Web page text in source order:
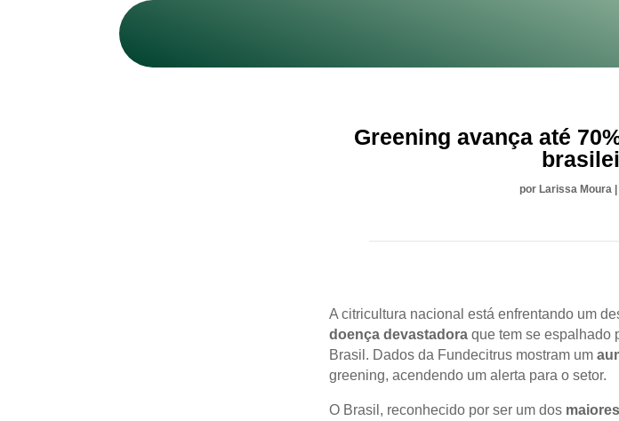
Greening avança até
por Larissa Moura |
A citricultura nacional está enfrentando um
doença devastadoraque tem se espalhado
Brasil. Dados da Fundecitrus mostram um
greening, acendendo um alerta para o setor.
O Brasil, reconhecido por ser um dos